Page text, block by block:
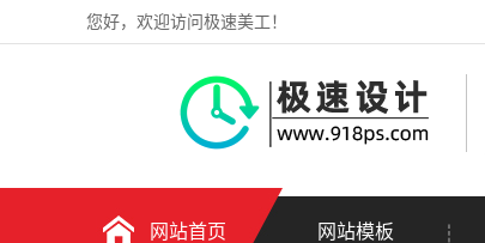
您好，欢迎访问极速美工！
网站首页 网站模板